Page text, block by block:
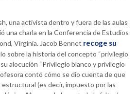
una activista dentro y fuera de las aulas
una charla en la Conferencia de Estudios
Virginia. Jacob Bennet recoge su
sobre la historia del concepto “privilegio
alocución “Privilegio blanco y privilegio
contó cómo se dio cuenta de que
(es decir, impuesto por las